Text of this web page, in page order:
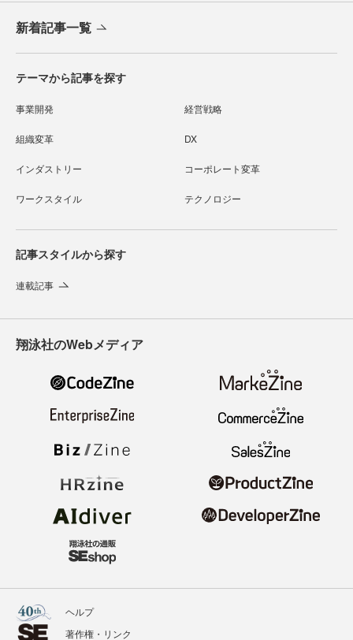
新着記事一覧
テーマから記事を探す
事業開発 経営戦略
組織変革 DX
インダストリー コーポレート変革
ワークスタイル テクノロジー
記事スタイルから探す
連載記事
翔泳社のWebメディア
ヘルプ
著作権・リンク